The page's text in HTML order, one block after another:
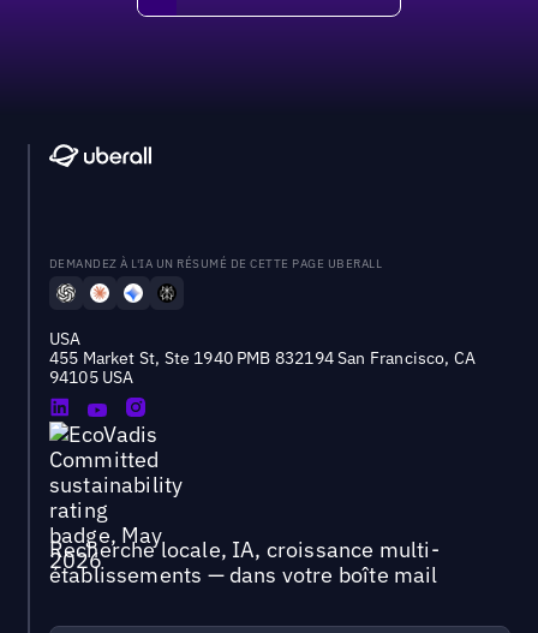
DEMANDEZ À L'IA UN RÉSUMÉ DE CETTE PAGE UBERALL
USA
455 Market St, Ste 1940 PMB 832194 San Francisco, CA
94105 USA
Recherche locale, IA, croissance multi-
établissements — dans votre boîte mail